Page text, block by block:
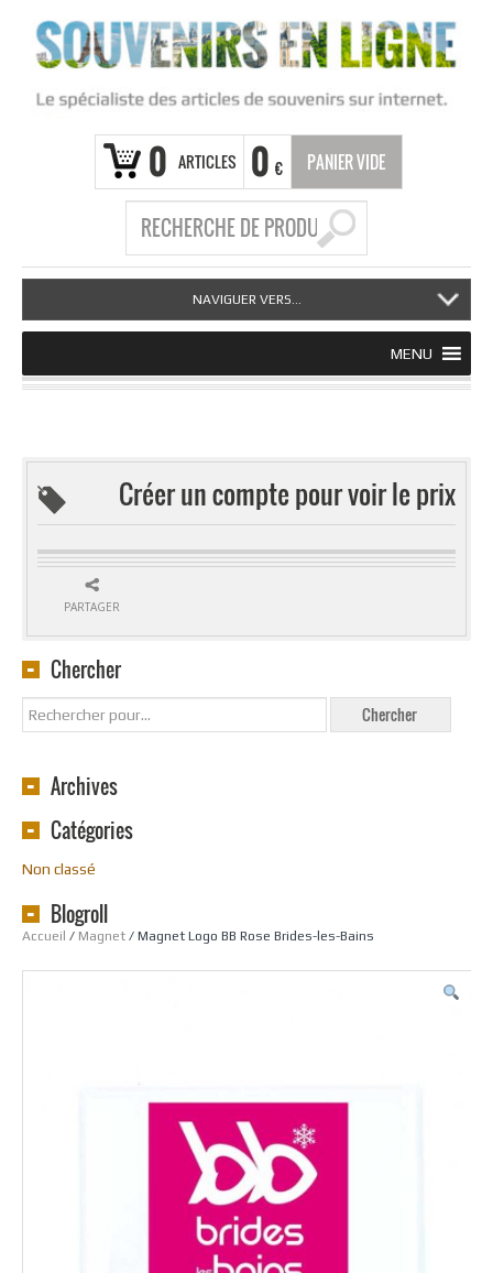
0 ARTICLES 0 € PANIER VIDE
NAVIGUER VERS...
MENU
Accueil / Magnet / Magnet Logo BB Rose Brides-les-Bains
Créer un compte pour voir le prix
PARTAGER
Chercher
Archives
Catégories
Non classé
Blogroll